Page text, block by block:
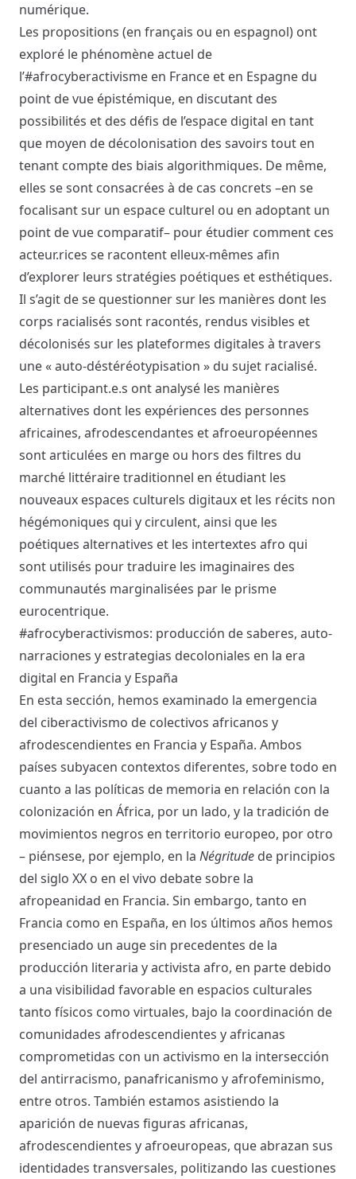
numérique.
Les propositions (en français ou en espagnol) ont
exploré le phénomène actuel de
l’#afrocyberactivisme en France et en Espagne du
point de vue épistémique, en discutant des
possibilités et des défis de l’espace digital en tant
que moyen de décolonisation des savoirs tout en
tenant compte des biais algorithmiques. De même,
elles se sont consacrées à de cas concrets –en se
focalisant sur un espace culturel ou en adoptant un
point de vue comparatif– pour étudier comment ces
acteur.rices se racontent elleux-mêmes afin
d’explorer leurs stratégies poétiques et esthétiques.
Il s’agit de se questionner sur les manières dont les
corps racialisés sont racontés, rendus visibles et
décolonisés sur les plateformes digitales à travers
une « auto-déstéréotypisation » du sujet racialisé.
Les participant.e.s ont analysé les manières
alternatives dont les expériences des personnes
africaines, afrodescendantes et afroeuropéennes
sont articulées en marge ou hors des filtres du
marché littéraire traditionnel en étudiant les
nouveaux espaces culturels digitaux et les récits non
hégémoniques qui y circulent, ainsi que les
poétiques alternatives et les intertextes afro qui
sont utilisés pour traduire les imaginaires des
communautés marginalisées par le prisme
eurocentrique.
#afrocyberactivismos: producción de saberes, auto-
narraciones y estrategias decoloniales en la era
digital en Francia y España
En esta sección, hemos examinado la emergencia
del ciberactivismo de colectivos africanos y
afrodescendientes en Francia y España. Ambos
países subyacen contextos diferentes, sobre todo en
cuanto a las políticas de memoria en relación con la
colonización en África, por un lado, y la tradición de
movimientos negros en territorio europeo, por otro
– piénsese, por ejemplo, en la Négritude de principios
del siglo XX o en el vivo debate sobre la
afropeanidad en Francia. Sin embargo, tanto en
Francia como en España, en los últimos años hemos
presenciado un auge sin precedentes de la
producción literaria y activista afro, en parte debido
a una visibilidad favorable en espacios culturales
tanto físicos como virtuales, bajo la coordinación de
comunidades afrodescendientes y africanas
comprometidas con un activismo en la intersección
del antirracismo, panafricanismo y afrofeminismo,
entre otros. También estamos asistiendo la
aparición de nuevas figuras africanas,
afrodescendientes y afroeuropeas, que abrazan sus
identidades transversales, politizando las cuestiones